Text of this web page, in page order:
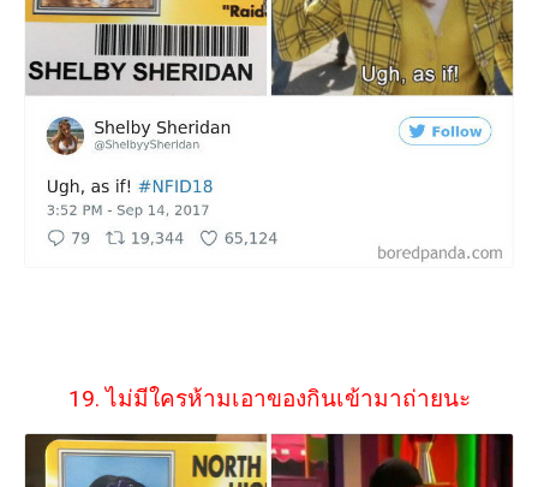
19. ไม่มีใครห้ามเอาของกินเข้ามาถ่ายนะ